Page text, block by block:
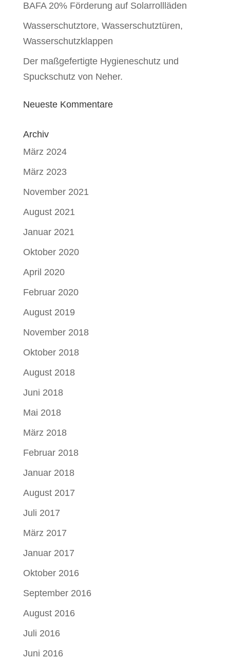
BAFA 20% Förderung auf Solarrollläden
Wasserschutztore, Wasserschutztüren,
Wasserschutzklappen
Der maßgefertigte Hygieneschutz und
Spuckschutz von Neher.
Neueste Kommentare
Archiv
März 2024
März 2023
November 2021
August 2021
Januar 2021
Oktober 2020
April 2020
Februar 2020
August 2019
November 2018
Oktober 2018
August 2018
Juni 2018
Mai 2018
März 2018
Februar 2018
Januar 2018
August 2017
Juli 2017
März 2017
Januar 2017
Oktober 2016
September 2016
August 2016
Juli 2016
Juni 2016